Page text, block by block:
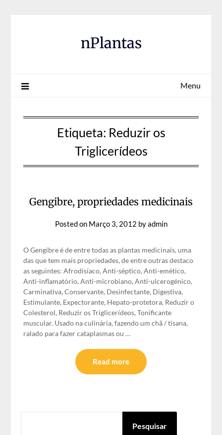
nPlantas
Menu
Etiqueta: Reduzir os
Triglicerídeos
Gengibre, propriedades medicinais
Posted on Março 3, 2012 byadmin
O Gengibre é de entre todas as plantas medicinais, uma
das que tem mais propriedades, de entre outras destaco
as seguintes: Afrodisíaco, Anti-séptico, Anti-emético,
Anti-inflamatório, Anti-microbiano, Anti-ulcerogénico,
Carminativa, Conservante, Desinfectante, Digestiva,
Estimulante, Expectorante, Hepato-protetora, Reduzir o
Colesterol, Reduzir os Triglicerídeos, Tonificante
muscular. Usado na culinária, fazendo um chã / tisana,
ralado para fazer cataplasmas ou …
Read more
Pesquisar